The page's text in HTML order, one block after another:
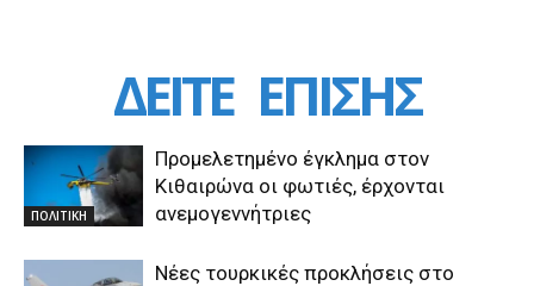
ΔΕΙΤΕ ΕΠΙΣΗΣ
ΠΟΛΙΤΙΚΗ
Προμελετημένο έγκλημα στον
Κιθαιρώνα οι φωτιές, έρχονται
ανεμογεννήτριες
Νέες τουρκικές προκλήσεις στο